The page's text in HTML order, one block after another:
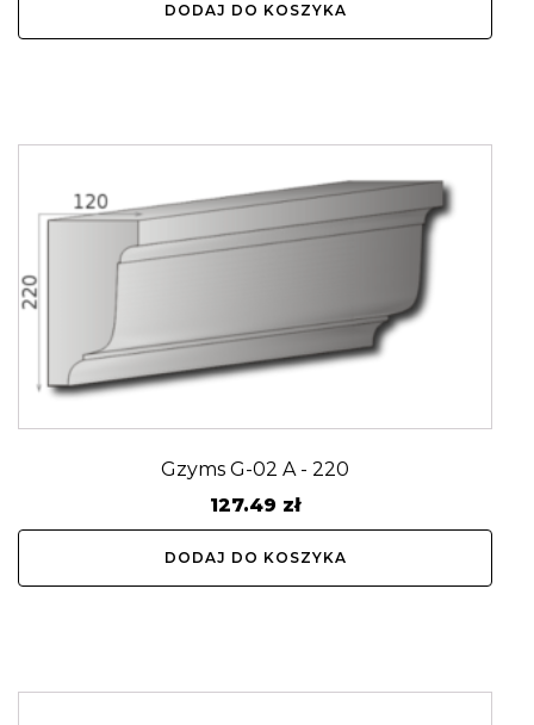
DODAJ DO KOSZYKA
Gzyms G-02 A - 220
127.49 zł
DODAJ DO KOSZYKA